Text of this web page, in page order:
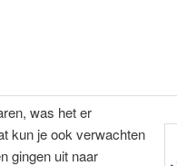
was het er
kun je ook verwachten
gingen uit naar